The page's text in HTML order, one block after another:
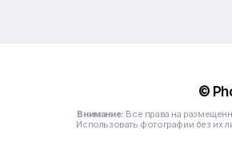
©
Внимание: Все права на
Использовать фотографии без их